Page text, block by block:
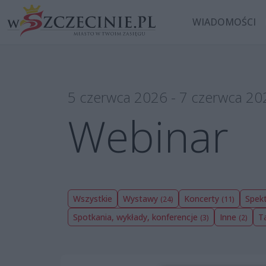
WIADOMOŚCI
5 czerwca 2026 - 7 czerwca
Webinar
Wszystkie Wystawy (24) Koncerty (11)
Spotkania, wykłady, konferencje (3) Inne (2)